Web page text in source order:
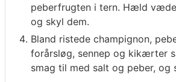
peberfrugten i tern. Hæld
og skyl dem.
Bland ristede champignon,
forårsløg, sennep og kikærter
smag til med salt og peber, og